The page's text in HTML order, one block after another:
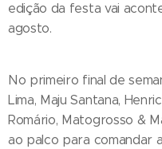
edição da festa vai
agosto.
No primeiro final de
Lima, Maju Santana,
Romário, Matogrosso &
ao palco para comandar